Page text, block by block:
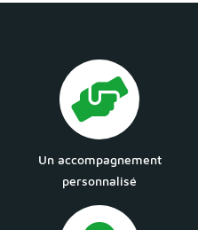
Un accompagnement
personnalisé